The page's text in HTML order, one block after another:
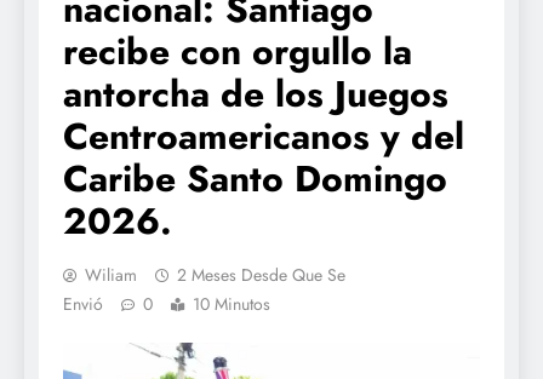
recibe con orgullo la
antorcha de los Juegos
Centroamericanos y del
Caribe Santo Domingo
2026.
Wiliam
2 Meses Desde Que Se
Envió
0 10 Minutos